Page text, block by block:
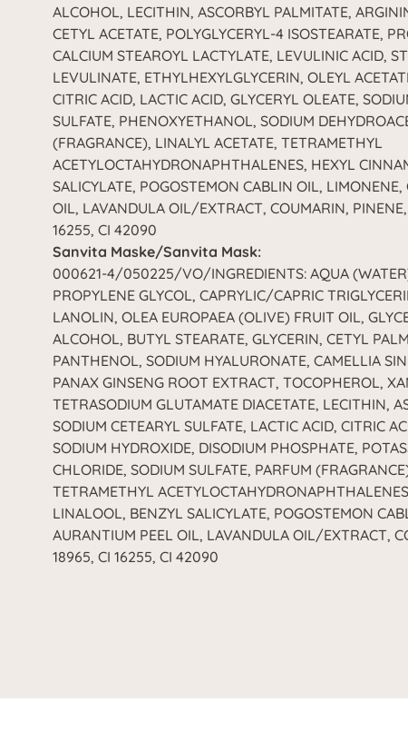
ALCOHOL, LECITHIN, ASCORBYL PALMITATE,
CETYL ACETATE, POLYGLYCERYL-4 ISOSTEARATE,
CALCIUM STEAROYL LACTYLATE, LEVULINIC ACID,
LEVULINATE, ETHYLHEXYLGLYCERIN, OLEYL
CITRIC ACID, LACTIC ACID, GLYCERYL OLEATE,
SULFATE, PHENOXYETHANOL, SODIUM
(FRAGRANCE), LINALYL ACETATE, TETRAMETHYL
ACETYLOCTAHYDRONAPHTHALENES, HEXYL
SALICYLATE, POGOSTEMON CABLIN OIL,
OIL, LAVANDULA OIL/EXTRACT, COUMARIN,
16255, CI 42090
Sanvita Maske/Sanvita Mask:
000621-4/050225/VO/INGREDIENTS: AQUA
PROPYLENE GLYCOL, CAPRYLIC/CAPRIC
LANOLIN, OLEA EUROPAEA (OLIVE) FRUIT OIL,
ALCOHOL, BUTYL STEARATE, GLYCERIN, CETYL
PANTHENOL, SODIUM HYALURONATE, CAMELLIA
PANAX GINSENG ROOT EXTRACT, TOCOPHEROL,
TETRASODIUM GLUTAMATE DIACETATE, LECITHIN,
SODIUM CETEARYL SULFATE, LACTIC ACID, CITRIC
SODIUM HYDROXIDE, DISODIUM PHOSPHATE,
CHLORIDE, SODIUM SULFATE, PARFUM
TETRAMETHYL
LINALOOL, BENZYL SALICYLATE, POGOSTEMON
AURANTIUM PEEL OIL, LAVANDULA OIL/EXTRACT,
18965, CI 16255, CI 42090